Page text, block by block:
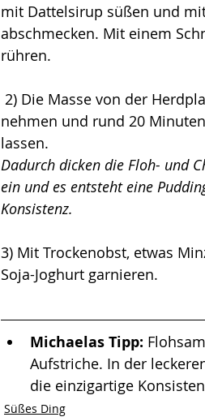
mit Dattelsirup süßen und
abschmecken. Mit einem
rühren.
nehmen und rund 20
lassen.
Dadurch dicken die Floh- und
ein und es entsteht eine
Konsistenz.
3) Mit Trockenobst, etwas
Soja-Joghurt garnieren.
Michaelas Tipp:
Aufstriche. In der
die einzigartige
Süßes Ding